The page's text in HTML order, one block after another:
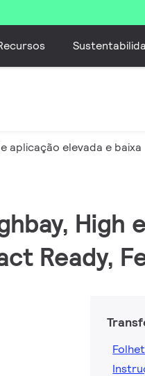
aplicação elevada e baixa
High
Ready,